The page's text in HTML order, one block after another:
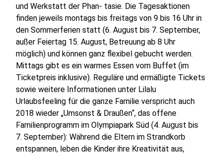
und Werkstatt der Phan- tasie. Die Tagesaktionen
finden jeweils montags bis freitags von 9 bis 16 Uhr in
den Sommerferien statt (6. August bis 7. September,
außer Feiertag 15. August, Betreuung ab 8 Uhr
möglich) und können ganz flexibel gebucht werden.
Mittags gibt es ein warmes Essen vom Buffet (im
Ticketpreis inklusive). Reguläre und ermäßigte Tickets
sowie weitere Informationen unter Lilalu
Urlaubsfeeling für die ganze Familie verspricht auch
2018 wieder „Umsonst & Draußen“, das offene
Familienprogramm im Olympiapark Süd (4. August bis
7. September): Während die Eltern im Strandkorb
entspannen, leben die Kinder ihre Kreativität aus,